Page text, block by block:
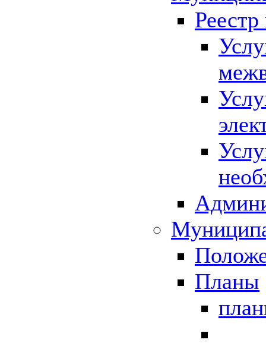
Планы